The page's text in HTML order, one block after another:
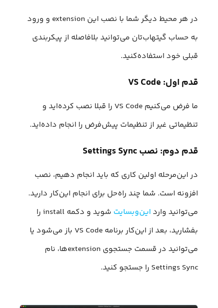
در هر محیط دیگر شما با نصب این extension و ورود
به حساب گیتهاب‌تان می‌توانید بلافاصله از پیکربندی
قبلی خود استفاده‌کنید.
قدم اول: VS Code
ما فرض می‌کنیم VS Code را قبلا نصب کرده‌اید و
تنظیماتی غیر از تنظیمات پیش‌فرض را انجام داده‌اید.
قدم دوم: نصب Settings Sync
در این‌مرحله اولین کاری که باید انجام دهیم، نصب
افزونه است. شما چند راه‌حل برای انجام این‌کار دارید.
می‌توانید وارد این‌وبسایت
شوید و دکمه install را
بفشارید، بعد از این‌کار برنامه VS Code باز می‌شود یا
می‌توانید در قسمت جستجوی extension‌ها، نام
Settings Sync را جستجو کنید.